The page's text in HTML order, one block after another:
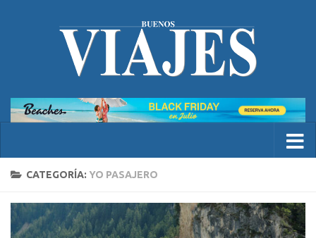
CATEGORÍA: YO PASAJERO